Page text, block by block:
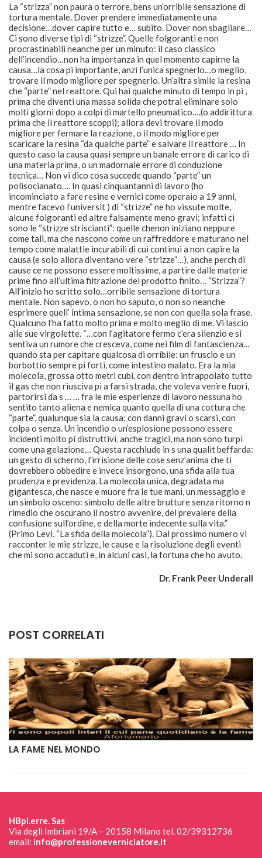
La “strizza” non paura o terrore, bens un’orribile sensazione di
tortura mentale. Dover prendere immediatamente una
decisione…dover capire tutto e… subito. Dover non sbagliare…
Ci sono diverse tipi di “strizze”. Quelle folgoranti e non
procrastinabili neanche per un minuto: il caso classico
dell’incendio…non ha importanza in quel momento capirne la
causa…la cosa pi importante, anzi l’unica spegnerlo…o meglio,
trovare il modo migliore per spegnerlo. Un’altra simile la resina
che “parte” nel reattore. Qui hai qualche minuto di tempo in pi ,
prima che diventi una massa solida che potrai eliminare solo
molti giorni dopo a colpi di martello pneumatico….(o addirittura
prima che il reattore scoppi); allora devi trovare il modo
migliore per fermare la reazione, o il modo migliore per
scaricare la resina “da qualche parte” e salvare il reattore … In
questo caso la causa quasi sempre un banale errore di carico di
una materia prima, o un madornale errore di conduzione
tecnica… Non vi dico cosa succede quando “parte” un
polisocianato…. In quasi cinquantanni di lavoro (ho
incominciato a fare resine e vernici come operaio a 19 anni,
mentre facevo l’universit ) di “strizze” ne ho vissute molte,
alcune folgoranti ed altre falsamente meno gravi; infatti ci
sono le “strizze striscianti”: quelle chenon iniziano neppure
come tali, ma che nascono come un raffreddore e maturano nel
tempo come malattie incurabili di cui continui a non capire la
causa (e solo allora diventano vere “strizze”…), anche perch di
cause ce ne possono essere moltissime, a partire dalle materie
prime fino all’ultima filtrazione del prodotto finito… “Strizza”?
All’inizio ho scritto solo…orribile sensazione di tortura
mentale. Non sapevo, o non ho saputo, o non so neanche
esprimere quell’ intima sensazione, se non con quella sola frase.
Qualcuno l’ha fatto molto prima e molto meglio di me. Vi lascio
alle sue virgolette. “…con l’agitatore fermo c’era silenzio e si
sentiva un rumore che cresceva, come nei film di fantascienza…
quando sta per capitare qualcosa di orribile: un fruscio e un
borbottio sempre pi forti, come intestino malato. Era la mia
molecola, grossa otto metri cubi, con dentro intrappolato tutto
il gas che non riusciva pi a farsi strada, che voleva venire fuori,
partorirsi da s … … fra le mie esperienze di lavoro nessuna ho
sentito tanto aliena e nemica quanto quella di una cottura che
“parte”, qualunque sia la causa; con danni gravi o scarsi, con
colpa o senza. Un incendio o un’esplosione possono essere
incidenti molto pi distruttivi, anche tragici, ma non sono turpi
come una gelazione… Questa racchiude in s una qualit beffarda:
un gesto di scherno, l’irrisione delle cose senz’anima che ti
dovrebbero obbedire e invece insorgono, una sfida alla tua
prudenza e previdenza. La molecola unica, degradata ma
gigantesca, che nasce e muore fra le tue mani, un messaggio e
un simbolo osceno: simbolo delle altre brutture senza ritorno n
rimedio che oscurano il nostro avvenire, del prevalere della
confusione sull’ordine, e della morte indecente sulla vita.”
(Primo Levi, “La sfida della molecola”). Dal prossimo numero vi
racconter le mie strizze, le cause e la risoluzione degli eventi
che mi sono accaduti e, in alcuni casi, la fortuna che ho avuto.
Dr. Frank Peer Underall
POST CORRELATI
LA FAME NEL MONDO
HBpi.erre. Sas
Via degli Imbriani 19/A – 20158 Milano tel. 02/39312736
email: info@professioneverniciatore.it